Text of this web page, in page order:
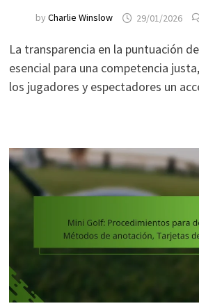
by Charlie Winslow 29/01/2026
La transparencia en la puntuación
esencial para una competencia
los jugadores y espectadores un